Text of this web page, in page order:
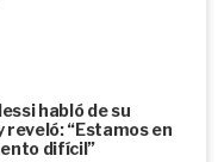
habló de su
reveló: “Estamos en
difícil”